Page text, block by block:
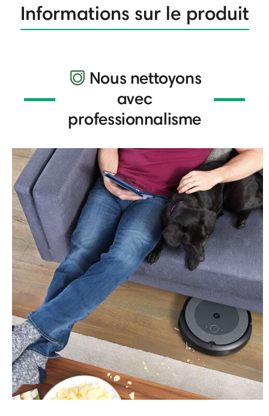
Informations sur le produit
Nous nettoyons
avec
professionnalisme